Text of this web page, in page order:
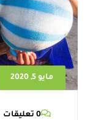
مايو 5, 2020
0 تعليقات